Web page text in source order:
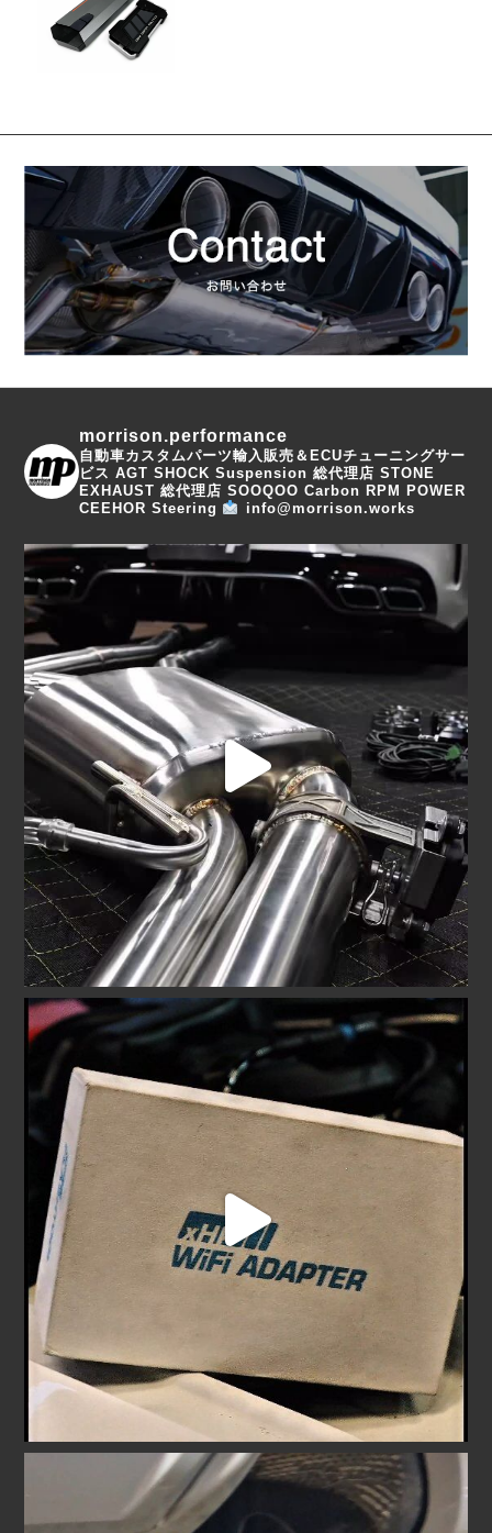
morrison.performance
自動車カスタムパーツ輸入販売＆ECUチューニングサー
ビス AGT SHOCK Suspension 総代理店 STONE
EXHAUST 総代理店 SOOQOO Carbon RPM POWER
CEEHOR Steering
info@morrison.works